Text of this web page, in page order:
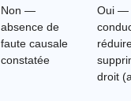
Non —
absence de
faute causale
constatée
Oui —
droit